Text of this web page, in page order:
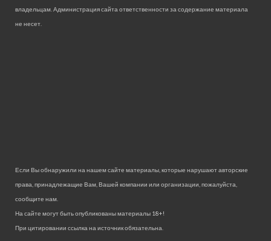
владельцам. Администрация сайта ответственности за содержание материала
не несет.
Если Вы обнаружили на нашем сайте материалы, которые нарушают авторские
права, принадлежащие Вам, Вашей компании или организации, пожалуйста,
сообщите нам.
На сайте могут быть опубликованы материалы 18+!
При цитировании ссылка на источник обязательна.